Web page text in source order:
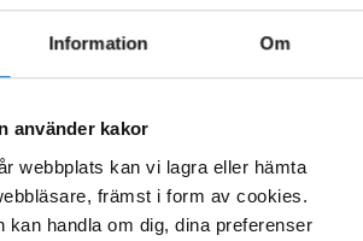
Information Om
använder kakor
webbplats kan vi lagra eller hämta
främst i form av cookies.
kan handla om dig, dina preferenser
och unga i Norden
för inkludering och
barn och unga är skolan.